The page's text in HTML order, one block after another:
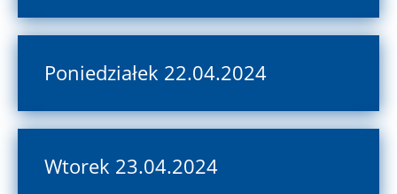
Poniedziałek 22.04.2024
Wtorek 23.04.2024